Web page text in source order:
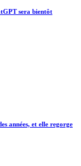
sera bientôt
années, et elle regorge